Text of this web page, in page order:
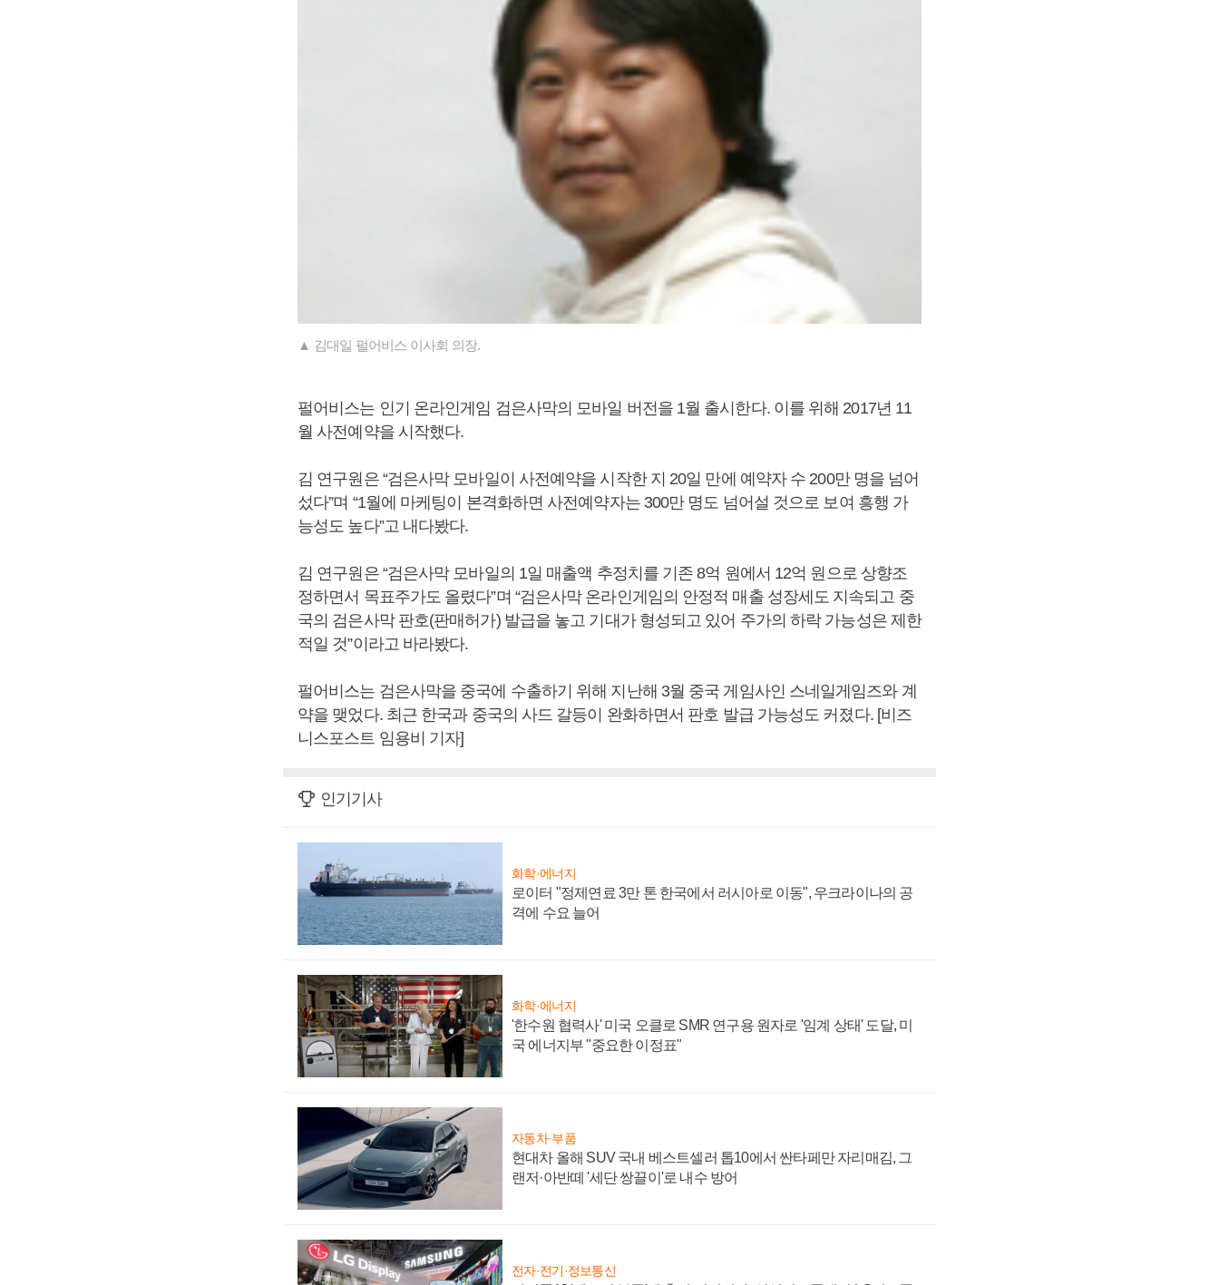
▲ 김대일 펄어비스 이사회 의장.
펄어비스는 인기 온라인게임 검은사막의 모바일 버전을 1월 출시한다. 이를 위해 2017년 11
월 사전예약을 시작했다.
김 연구원은 “검은사막 모바일이 사전예약을 시작한 지 20일 만에 예약자 수 200만 명을 넘어
섰다”며 “1월에 마케팅이 본격화하면 사전예약자는 300만 명도 넘어설 것으로 보여 흥행 가
능성도 높다”고 내다봤다.
김 연구원은 “검은사막 모바일의 1일 매출액 추정치를 기존 8억 원에서 12억 원으로 상향조
정하면서 목표주가도 올렸다”며 “검은사막 온라인게임의 안정적 매출 성장세도 지속되고 중
국의 검은사막 판호(판매허가) 발급을 놓고 기대가 형성되고 있어 주가의 하락 가능성은 제한
적일 것”이라고 바라봤다.
펄어비스는 검은사막을 중국에 수출하기 위해 지난해 3월 중국 게임사인 스네일게임즈와 계
약을 맺었다. 최근 한국과 중국의 사드 갈등이 완화하면서 판호 발급 가능성도 커졌다. [비즈
니스포스트 임용비 기자]
인기기사
화학·에너지
로이터 "정제연료 3만 톤 한국에서 러시아로 이동", 우크라이나의 공
격에 수요 늘어
화학·에너지
'한수원 협력사' 미국 오클로 SMR 연구용 원자로 '임계 상태' 도달, 미
국 에너지부 "중요한 이정표"
자동차·부품
현대차 올해 SUV 국내 베스트셀러 톱10에서 싼타페만 자리매김, 그
랜저·아반떼 '세단 쌍끌이'로 내수 방어
전자·전기·정보통신